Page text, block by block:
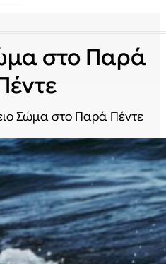
στο Παρά
Σώμα στο Παρά Πέντε